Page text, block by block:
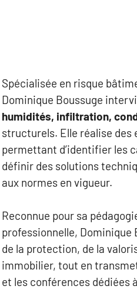
Spécialisée en risque
Dominique Boussuge
humidités, infiltration,
structurels. Elle réalise
permettant d’identifier les
définir des solutions
aux normes en vigueur.
Reconnue pour sa
professionnelle, Dominique
de la protection, de la
immobilier, tout en
et les conférences dédiées